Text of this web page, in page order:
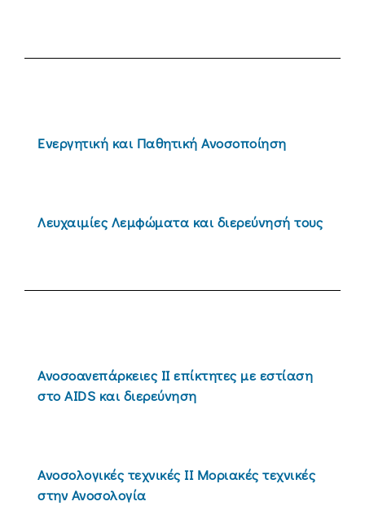
Ενεργητική και Παθητική Ανοσοποίηση
Λευχαιμίες Λεμφώματα και διερεύνησή τους
Ανοσοανεπάρκειες ΙI επίκτητες με εστίαση
στο AIDS και διερεύνηση
Ανοσολογικές τεχνικές ΙΙ Μοριακές τεχνικές
στην Ανοσολογία